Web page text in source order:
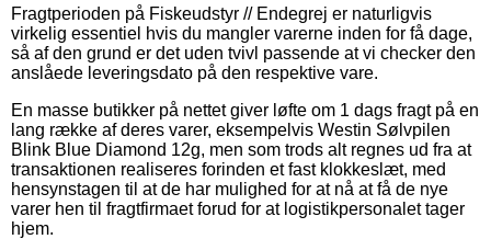
Fragtperioden på Fiskeudstyr // Endegrej er naturligvis
virkelig essentiel hvis du mangler varerne inden for få dage,
så af den grund er det uden tvivl passende at vi checker den
anslåede leveringsdato på den respektive vare.
En masse butikker på nettet giver løfte om 1 dags fragt på en
lang række af deres varer, eksempelvis Westin Sølvpilen
Blink Blue Diamond 12g, men som trods alt regnes ud fra at
transaktionen realiseres forinden et fast klokkeslæt, med
hensynstagen til at de har mulighed for at nå at få de nye
varer hen til fragtfirmaet forud for at logistikpersonalet tager
hjem.